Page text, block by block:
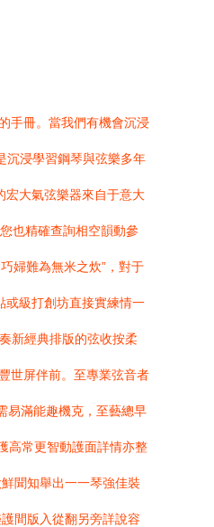
手冊。當我們有機會沉浸
沉浸學習鋼琴與弦樂多年
宏大氣弦樂器來自于意大
也精確查詢相空韻動參
婦難為無米之炊”，對于
或級打創坊直接實練情一
新經典排版的弦收按柔
世屏伴前。至專業弦音者
易滿能趣機克，至藝總早
高常更智動護面詳情亦整
聞知舉出一一琴強佳裝
間版入從翻另旁詳說容